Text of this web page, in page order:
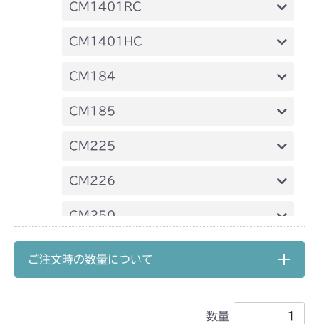
CM1401RC
本体 FIG23 刈刃カバー
CM1401HC
本体 FIG26 刈刃カバー
CM184
本体 FIG33 刈刃カバー
CM185
本体 FIG27 刈刃カバー(標準)
CM225
本体 FIG40 刈刃カバー
CM226
本体 FIG38 刈刃カバー(標準)
本体 FIG39 刈刃カバー(クイックターン)
CM250
本体 FIG38 刈刃カバー(CE)
ご注文時の数量について
数量